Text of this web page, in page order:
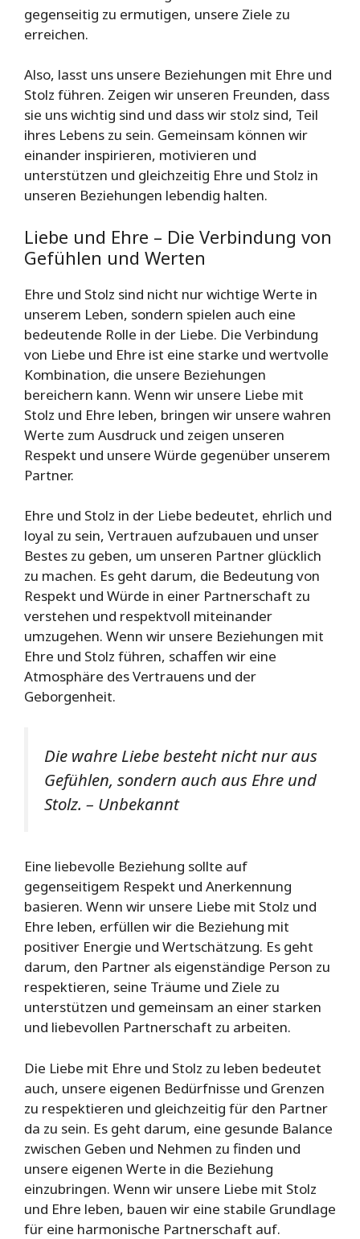
gegenseitig zu ermutigen, unsere Ziele zu
erreichen.
Also, lasst uns unsere Beziehungen mit Ehre und
Stolz führen. Zeigen wir unseren Freunden, dass
sie uns wichtig sind und dass wir stolz sind, Teil
ihres Lebens zu sein. Gemeinsam können wir
einander inspirieren, motivieren und
unterstützen und gleichzeitig Ehre und Stolz in
unseren Beziehungen lebendig halten.
Liebe und Ehre – Die Verbindung von
Gefühlen und Werten
Ehre und Stolz sind nicht nur wichtige Werte in
unserem Leben, sondern spielen auch eine
bedeutende Rolle in der Liebe. Die Verbindung
von Liebe und Ehre ist eine starke und wertvolle
Kombination, die unsere Beziehungen
bereichern kann. Wenn wir unsere Liebe mit
Stolz und Ehre leben, bringen wir unsere wahren
Werte zum Ausdruck und zeigen unseren
Respekt und unsere Würde gegenüber unserem
Partner.
Ehre und Stolz in der Liebe bedeutet, ehrlich und
loyal zu sein, Vertrauen aufzubauen und unser
Bestes zu geben, um unseren Partner glücklich
zu machen. Es geht darum, die Bedeutung von
Respekt und Würde in einer Partnerschaft zu
verstehen und respektvoll miteinander
umzugehen. Wenn wir unsere Beziehungen mit
Ehre und Stolz führen, schaffen wir eine
Atmosphäre des Vertrauens und der
Geborgenheit.
Die wahre Liebe besteht nicht nur aus
Gefühlen, sondern auch aus Ehre und
Stolz. – Unbekannt
Eine liebevolle Beziehung sollte auf
gegenseitigem Respekt und Anerkennung
basieren. Wenn wir unsere Liebe mit Stolz und
Ehre leben, erfüllen wir die Beziehung mit
positiver Energie und Wertschätzung. Es geht
darum, den Partner als eigenständige Person zu
respektieren, seine Träume und Ziele zu
unterstützen und gemeinsam an einer starken
und liebevollen Partnerschaft zu arbeiten.
Die Liebe mit Ehre und Stolz zu leben bedeutet
auch, unsere eigenen Bedürfnisse und Grenzen
zu respektieren und gleichzeitig für den Partner
da zu sein. Es geht darum, eine gesunde Balance
zwischen Geben und Nehmen zu finden und
unsere eigenen Werte in die Beziehung
einzubringen. Wenn wir unsere Liebe mit Stolz
und Ehre leben, bauen wir eine stabile Grundlage
für eine harmonische Partnerschaft auf.